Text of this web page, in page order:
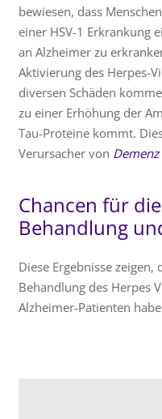
bewiesen, dass
einer HSV-1 Erkrankung
an Alzheimer zu
Aktivierung des Herpes-
diversen Schäden
zu einer Erhöhung der
Tau-Proteine kommt.
Verursacher von Demenz
Chancen für
Behandlung
Diese Ergebnisse
Behandlung des Herpes
Alzheimer-Patienten